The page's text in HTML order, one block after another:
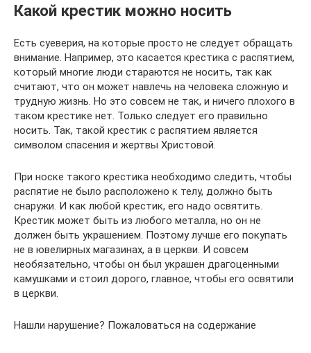
Какой крестик можно носить
Есть суеверия, на которые просто не следует обращать
внимание. Например, это касается крестика с распятием,
который многие люди стараются не носить, так как
считают, что он может навлечь на человека сложную и
трудную жизнь. Но это совсем не так, и ничего плохого в
таком крестике нет. Только следует его правильно
носить. Так, такой крестик с распятием является
символом спасения и жертвы Христовой.
При носке такого крестика необходимо следить, чтобы
распятие не было расположено к телу, должно быть
снаружи. И как любой крестик, его надо освятить.
Крестик может быть из любого металла, но он не
должен быть украшением. Поэтому лучше его покупать
не в ювелирных магазинах, а в церкви. И совсем
необязательно, чтобы он был украшен драгоценными
камушками и стоил дорого, главное, чтобы его освятили
в церкви.
Нашли нарушение? Пожаловаться на содержание